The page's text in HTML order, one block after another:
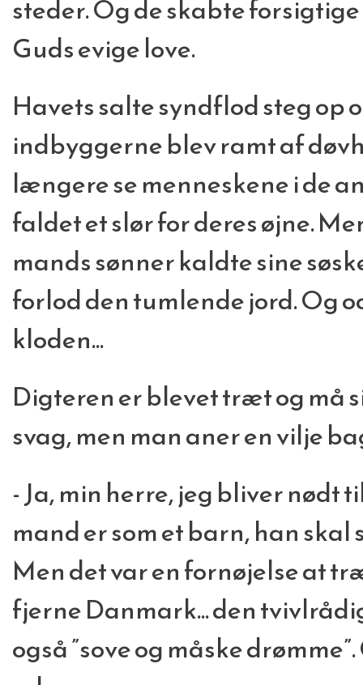
steder. Og de skabte
Guds evige love.
Havets salte syndflod steg op
indbyggerne blev ramt af
længere se menneskene i de
faldet et slør for deres øjne.
mands sønner kaldte sine
forlod den tumlende jord. Og
kloden...
Digteren er blevet træt og må
svag, men man aner en vilje
- Ja, min herre, jeg bliver nødt
mand er som et barn, han skal
Men det var en fornøjelse at
fjerne Danmark... den
også ”sove og måske